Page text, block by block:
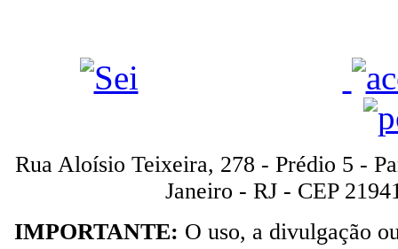
Rua Aloísio Teixeira, 278 - Prédio 5 -
Janeiro - RJ - CEP
IMPORTANTE: O uso, a divulgação